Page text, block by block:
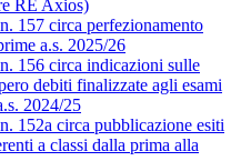
RE Axios)
157 circa perfezionamento
a.s. 2025/26
156 circa indicazioni sulle
debiti finalizzate agli esami
2024/25
152a circa pubblicazione esiti
a classi dalla prima alla